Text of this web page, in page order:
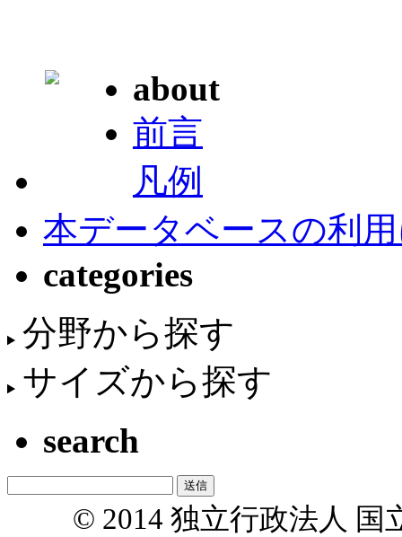
about
前言
凡例
本データベースの利
categories
分野から探す
サイズから探す
search
© 2014 独立行政法人 国